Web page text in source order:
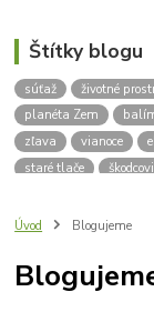
Štítky blogu
súťaž životné
planéta Zem
zľava
vianoce
staré tlače
kvalitný život
deti
sóda bikarbona
Úvod Blogujeme